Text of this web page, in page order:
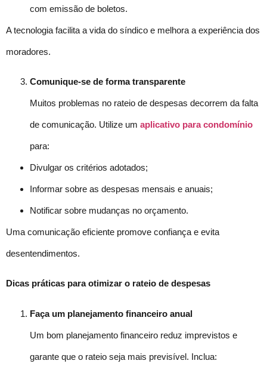
com emissão de boletos.
A tecnologia facilita a vida do síndico e melhora a experiência dos
moradores.
Comunique-se de forma transparente
Muitos problemas no rateio de despesas decorrem da falta
de comunicação. Utilize um aplicativo para condomínio
para:
Divulgar os critérios adotados;
Informar sobre as despesas mensais e anuais;
Notificar sobre mudanças no orçamento.
Uma comunicação eficiente promove confiança e evita
desentendimentos.
Dicas práticas para otimizar o rateio de despesas
Faça um planejamento financeiro anual
Um bom planejamento financeiro reduz imprevistos e
garante que o rateio seja mais previsível. Inclua: